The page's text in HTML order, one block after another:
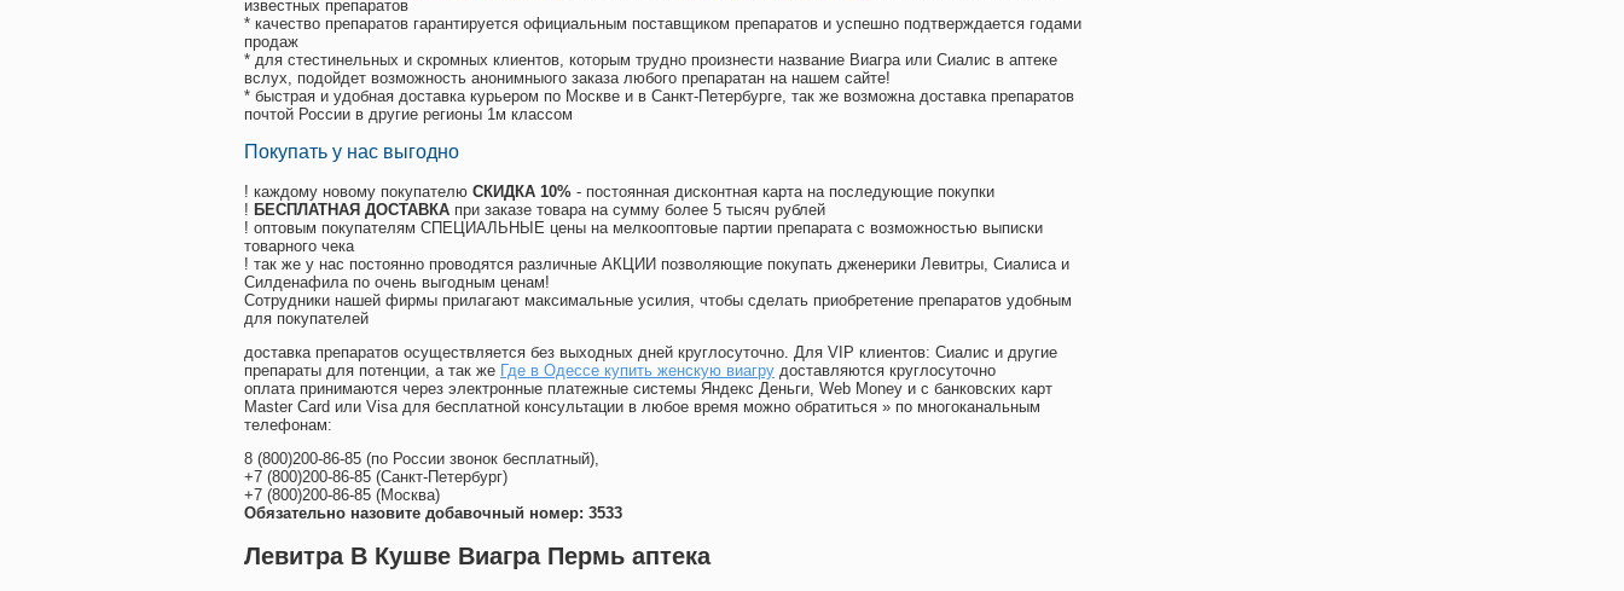
известных препаратов
* качество препаратов гарантируется официальным поставщиком препаратов и успешно подтверждается годами
продаж
* для стестинельных и скромных клиентов, которым трудно произнести название Виагра или Сиалис в аптеке
вслух, подойдет возможность анонимныого заказа любого препаратан на нашем сайте!
* быстрая и удобная доставка курьером по Москве и в Санкт-Петербурге, так же возможна доставка препаратов
почтой России в другие регионы 1м классом
Покупать у нас выгодно
! каждому новому покупателю СКИДКА 10% - постоянная дисконтная карта на последующие покупки
! БЕСПЛАТНАЯ ДОСТАВКА при заказе товара на сумму более 5 тысяч рублей
! оптовым покупателям СПЕЦИАЛЬНЫЕ цены на мелкооптовые партии препарата с возможностью выписки
товарного чека
! так же у нас постоянно проводятся различные АКЦИИ позволяющие покупать дженерики Левитры, Сиалиса и
Силденафила по очень выгодным ценам!
Cотрудники нашей фирмы прилагают максимальные усилия, чтобы сделать приобретение препаратов удобным
для покупателей
доставка препаратов осуществляется без выходных дней круглосуточно. Для VIP клиентов: Сиалис и другие
препараты для потенции, а так же Где в Одессе купить женскую виагру доставляются круглосуточно
оплата принимаются через электронные платежные системы Яндекс Деньги, Web Money и с банковских карт
Master Card или Visa для бесплатной консультации в любое время можно обратиться » по многоканальным
телефонам:
8 (800)200-86-85 (по России звонок бесплатный),
+7 (800)200-86-85 (Санкт-Петербург)
+7 (800)200-86-85 (Москва)
Обязательно назовите добавочный номер: 3533
Левитра В Кушве Виагра Пермь аптека